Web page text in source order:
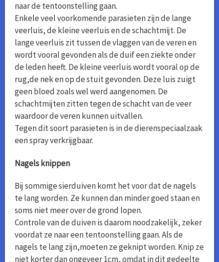
naar de tentoonstelling gaan.
Enkele veel voorkomende parasieten zijn de lange
veerluis, de kleine veerluis en de schachtmijt. De
lange veerluis zit tussen de vlaggen van de veren en
wordt vooral gevonden als de duif een ziekte onder
de leden heeft. De kleine veerluis wordt vooral op de
rug,de nek en op de stuit gevonden. Deze luis zuigt
geen bloed zoals wel werd aangenomen. De
schachtmijten zitten tegen de schacht van de veer
waardoor de veren kunnen uitvallen.
Tegen dit soort parasieten is in de dierenspeciaalzaak
een spray verkrijgbaar.
Nagels knippen
Bij sommige sierduiven komt het voor dat de nagels
te lang worden. Ze kunnen dan minder goed staan en
soms niet meer over de grond lopen.
Controle van de duiven is daarom noodzakelijk, zeker
voordat ze naar een tentoonstelling gaan. Als de
nagels te lang zijn,moeten ze geknipt worden. Knip ze
niet korter dan ongeveer 1cm, omdat in dit gedeelte